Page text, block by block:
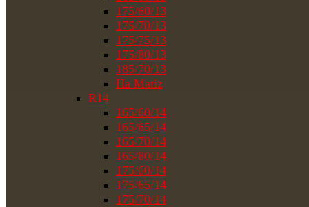
175/60/13
175/70/13
175/75/13
175/80/13
185/70/13
На Matiz
R14
165/60/14
165/65/14
165/70/14
165/80/14
175/60/14
175/65/14
175/70/14